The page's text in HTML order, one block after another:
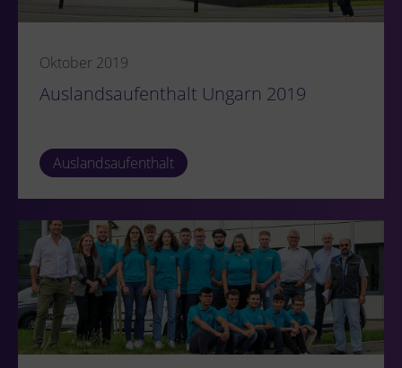
Oktober 2019
Auslandsaufenthalt Ungarn 2019
Auslandsaufenthalt